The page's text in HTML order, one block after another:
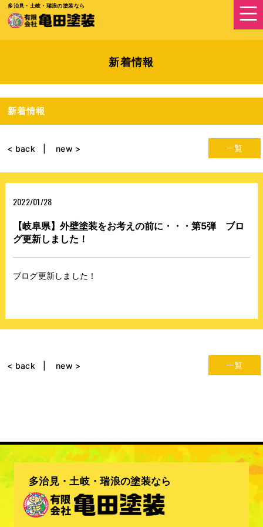
多治見・土岐・瑞浪の塗装なら
新着情報
新着情報
一覧
< back new >
2022/01/28
【岐阜県】外壁塗装をお考えの前に・・・第5弾 ブロ
グ更新しました！
ブログ更新しました！
一覧
< back new >
多治見・土岐・瑞浪の塗装なら